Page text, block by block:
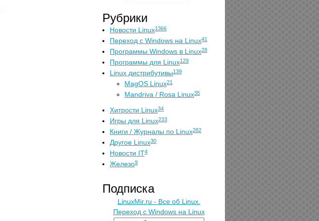
Рубрики
Новости Linux1366
Переход с Windows на Linux41
Программы Windows в Linux28
Программы для Linux129
Linux дистрибутивы139
MagOS Linux21
Mandriva / Rosa Linux35
Хитрости Linux34
Игры для Linux233
Книги / Журналы по Linux282
Другое Linux30
Новости IT4
Железо9
Подписка
LinuxMir.ru - Все об Linux.
Переход с Windows на Linux